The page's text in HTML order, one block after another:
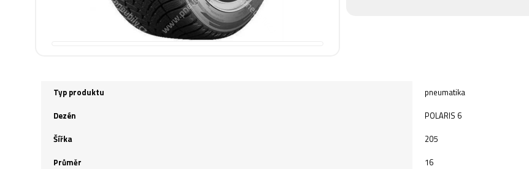
Typ produktu
pneumatika
Dezén
POLARIS 6
Šířka
205
Průměr
16